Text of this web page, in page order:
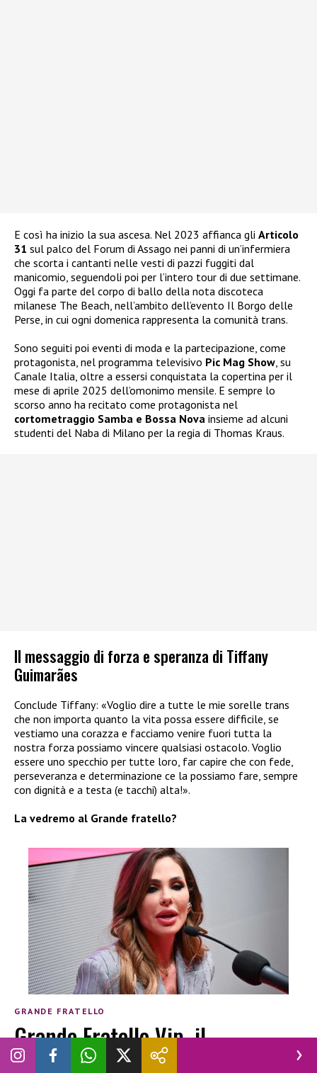
E così ha inizio la sua ascesa. Nel 2023 affianca gli Articolo
31 sul palco del Forum di Assago nei panni di un’infermiera
che scorta i cantanti nelle vesti di pazzi fuggiti dal
manicomio, seguendoli poi per l’intero tour di due settimane.
Oggi fa parte del corpo di ballo della nota discoteca
milanese The Beach, nell’ambito dell’evento Il Borgo delle
Perse, in cui ogni domenica rappresenta la comunità trans.
Sono seguiti poi eventi di moda e la partecipazione, come
protagonista, nel programma televisivo Pic Mag Show, su
Canale Italia, oltre a essersi conquistata la copertina per il
mese di aprile 2025 dell’omonimo mensile. E sempre lo
scorso anno ha recitato come protagonista nel
cortometraggio Samba e Bossa Nova insieme ad alcuni
studenti del Naba di Milano per la regia di Thomas Kraus.
Il messaggio di forza e speranza di Tiffany
Guimarães
Conclude Tiffany: «Voglio dire a tutte le mie sorelle trans
che non importa quanto la vita possa essere difficile, se
vestiamo una corazza e facciamo venire fuori tutta la
nostra forza possiamo vincere qualsiasi ostacolo. Voglio
essere uno specchio per tutte loro, far capire che con fede,
perseveranza e determinazione ce la possiamo fare, sempre
con dignità e a testa (e tacchi) alta!».
La vedremo al Grande fratello?
GRANDE FRATELLO
Grande Fratello Vip, il
concorrente vuole lasciare la